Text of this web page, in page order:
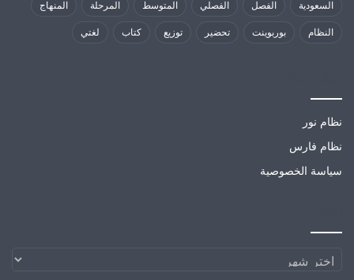
السعودية الفصل الفصلي المتوسط المرحلة المنهاج
النظام بوربوينت تحضير توزيع كتاب لغتي
نظام نور
نظام فارس
سياسة الخصوصية
الارشيف